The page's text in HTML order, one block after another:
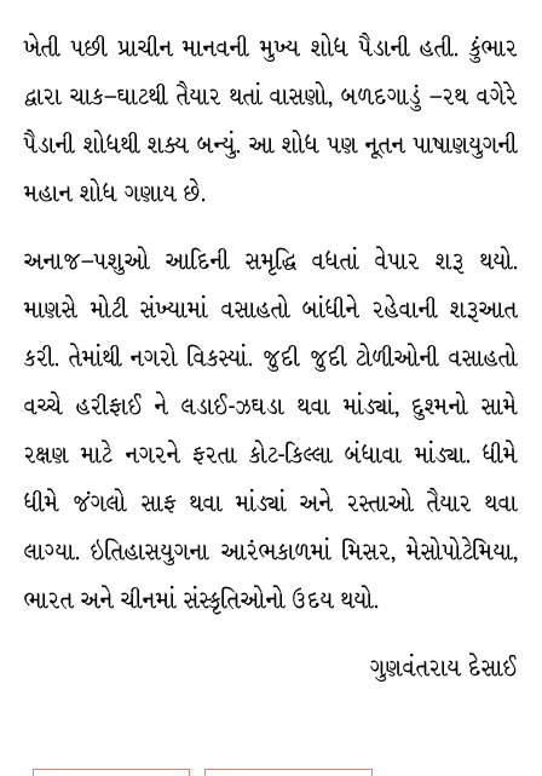
ખેતી પછી પ્રાચીન માનવની મુખ્ય શોધ પૈડાની હતી. કુંભાર
દ્વારા ચાક–ઘાટથી તૈયાર થતાં વાસણો, બળદગાડું –રથ વગેરે
પૈડાની શોધથી શક્ય બન્યું. આ શોધ પણ નૂતન પાષાણયુગની
મહાન શોધ ગણાય છે.
અનાજ–પશુઓ આદિની સમૃદ્ધિ વધતાં વેપાર શરૂ થયો.
માણસે મોટી સંખ્યામાં વસાહતો બાંધીને રહેવાની શરૂઆત
કરી. તેમાંથી નગરો વિકસ્યાં. જુદી જુદી ટોળીઓની વસાહતો
વચ્ચે હરીફાઈ ને લડાઈ-ઝઘડા થવા માંડ્યાં, દુશ્મનો સામે
રક્ષણ માટે નગરને ફરતા કોટ-કિલ્લા બંધાવા માંડ્યા. ધીમે
ધીમે જંગલો સાફ થવા માંડ્યાં અને રસ્તાઓ તૈયાર થવા
લાગ્યા. ઇતિહાસયુગના આરંભકાળમાં મિસર, મેસોપોટેમિયા,
ભારત અને ચીનમાં સંસ્કૃતિઓનો ઉદય થયો.
ગુણવંતરાય દેસાઈ